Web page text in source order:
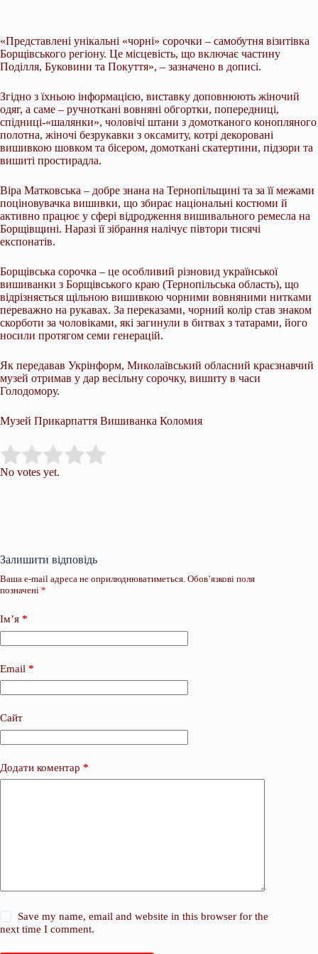
«Представлені унікальні «чорні» сорочки – самобутня візитівка
Борщівського регіону. Це місцевість, що включає частину
Поділля, Буковини та Покуття», – зазначено в дописі.
Згідно з їхньою інформацією, виставку доповнюють жіночий
одяг, а саме – ручноткані вовняні обгортки, попередниці,
спідниці-«шалянки», чоловічі штани з домотканого конопляного
полотна, жіночі безрукавки з оксамиту, котрі декоровані
вишивкою шовком та бісером, домоткані скатертини, підзори та
вишиті простирадла.
Віра Матковська – добре знана на Тернопільщині та за її межами
поціновувачка вишивки, що збирає національні костюми й
активно працює у сфері відродження вишивального ремесла на
Борщівщині. Наразі її зібрання налічує півтори тисячі
експонатів.
Борщівська сорочка – це особливий різновид української
вишиванки з Борщівського краю (Тернопільська область), що
відрізняється щільною вишивкою чорними вовняними нитками
переважно на рукавах. За переказами, чорний колір став знаком
скорботи за чоловіками, які загинули в битвах з татарами, його
носили протягом семи генерацій.
Як передавав Укрінформ, Миколаївський обласний краєзнавчий
музей отримав у дар весільну сорочку, вишиту в часи
Голодомору.
Музей Прикарпаття Вишиванка Коломия
Rate this item:
No votes yet.
Залишити відповідь
Ваша e-mail адреса не оприлюднюватиметься. Обов’язкові поля
позначені *
Ім’я *
Email *
Сайт
Додати коментар *
Save my name, email and website in this browser for the
next time I comment.